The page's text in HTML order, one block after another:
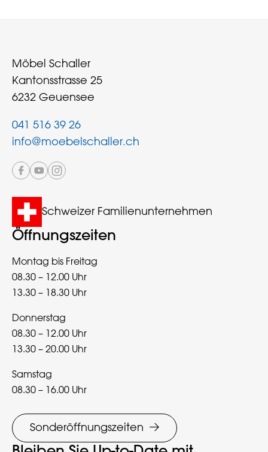
Möbel Schaller
Kantonsstrasse 25
6232 Geuensee
041 516 39 26
info@moebelschaller.ch
Schweizer Familienunternehmen
Öffnungszeiten
Montag bis Freitag
08.30 – 12.00 Uhr
13.30 – 18.30 Uhr
Donnerstag
08.30 – 12.00 Uhr
13.30 – 20.00 Uhr
Samstag
08.30 – 16.00 Uhr
Sonderöffnungszeiten